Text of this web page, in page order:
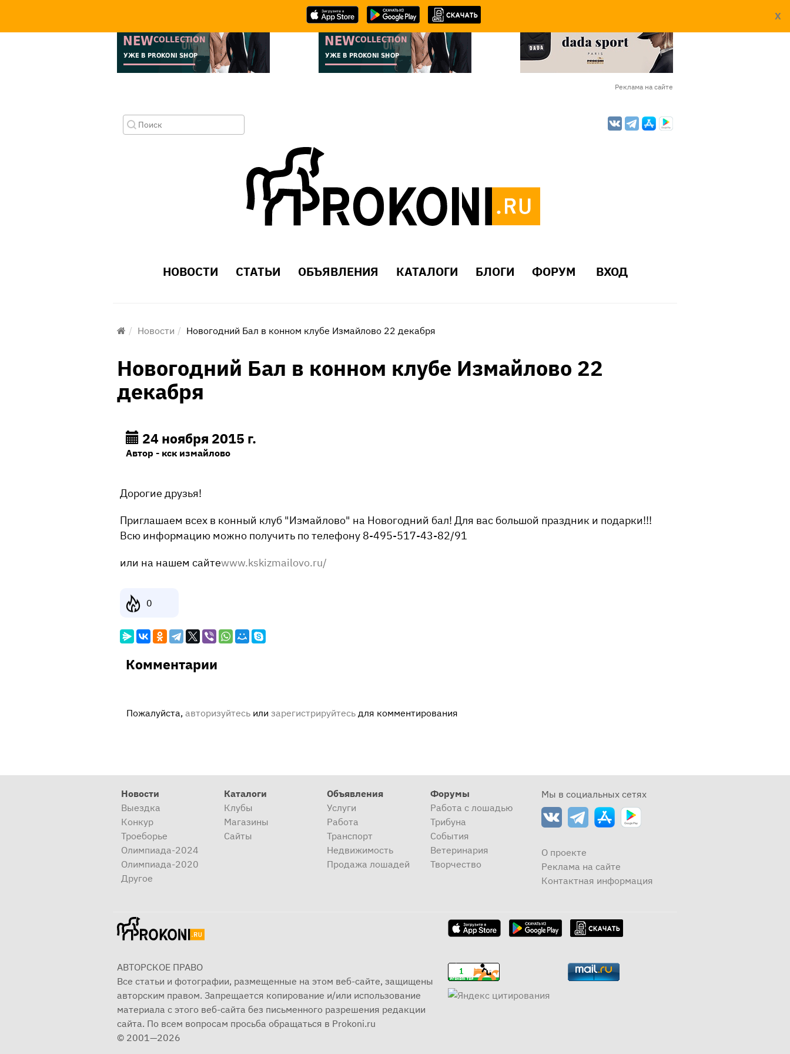
X
Реклама на сайте
НОВОСТИ СТАТЬИ ОБЪЯВЛЕНИЯ КАТАЛОГИ БЛОГИ ФОРУМ ВХОД
Новости Новогодний Бал в конном клубе Измайлово 22 декабря
Новогодний Бал в конном клубе Измайлово 22
декабря
24 ноября 2015 г.
Автор - кск измайлово
Дорогие друзья!
Приглашаем всех в конный клуб "Измайлово" на Новогодний бал! Для вас большой праздник и подарки!!!
Всю информацию можно получить по телефону 8-495-517-43-82/91
или на нашем сайтеwww.kskizmailovo.ru/
0
Комментарии
Пожалуйста, авторизуйтесь или зарегистрируйтесь для комментирования
Новости
Выездка
Конкур
Троеборье
Олимпиада-2024
Олимпиада-2020
Другое
Каталоги
Клубы
Магазины
Сайты
Объявления
Услуги
Работа
Транспорт
Недвижимость
Продажа лошадей
Форумы
Работа с лошадью
Трибуна
События
Ветеринария
Творчество
Мы в социальных сетях
О проекте
Реклама на сайте
Контактная информация
АВТОРСКОЕ ПРАВО
Все статьи и фотографии, размещенные на этом веб-сайте, защищены
авторским правом. Запрещается копирование и/или использование
материала с этого веб-сайта без письменного разрешения редакции
сайта. По всем вопросам просьба обращаться в Prokoni.ru
© 2001—2026